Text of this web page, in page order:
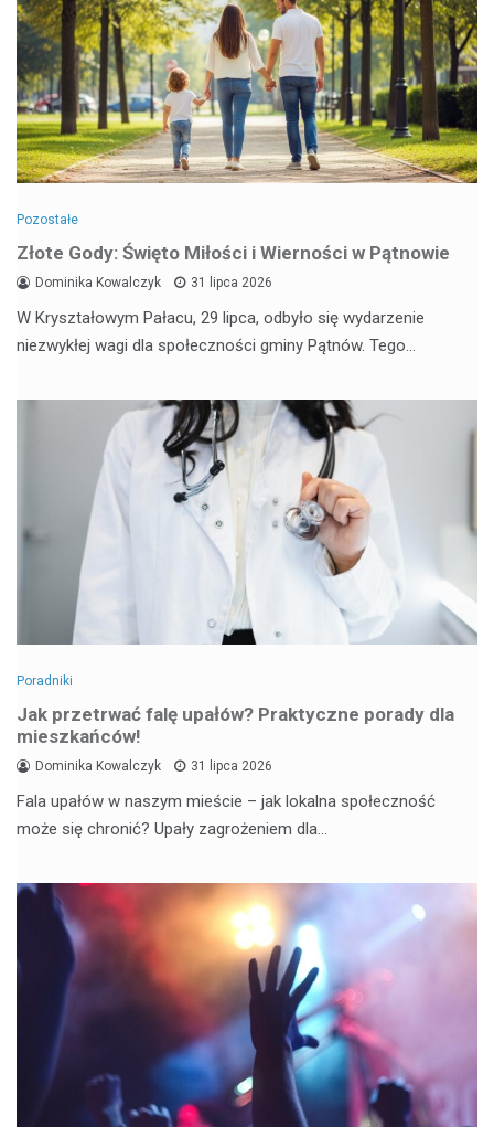
Pozostałe
Złote Gody: Święto Miłości i Wierności w Pątnowie
Dominika Kowalczyk 31 lipca 2026
W Kryształowym Pałacu, 29 lipca, odbyło się wydarzenie
niezwykłej wagi dla społeczności gminy Pątnów. Tego…
Poradniki
Jak przetrwać falę upałów? Praktyczne porady dla
mieszkańców!
Dominika Kowalczyk 31 lipca 2026
Fala upałów w naszym mieście – jak lokalna społeczność
może się chronić? Upały zagrożeniem dla…